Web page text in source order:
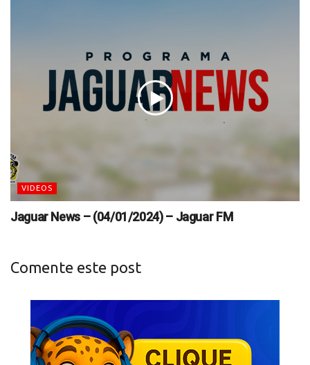
VIDEOS
Jaguar News – (04/01/2024) – Jaguar FM
Comente este post